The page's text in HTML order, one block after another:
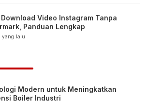
Video Instagram Tanpa
Panduan Lengkap
yang lalu
Modern untuk Meningkatkan
Boiler Industri